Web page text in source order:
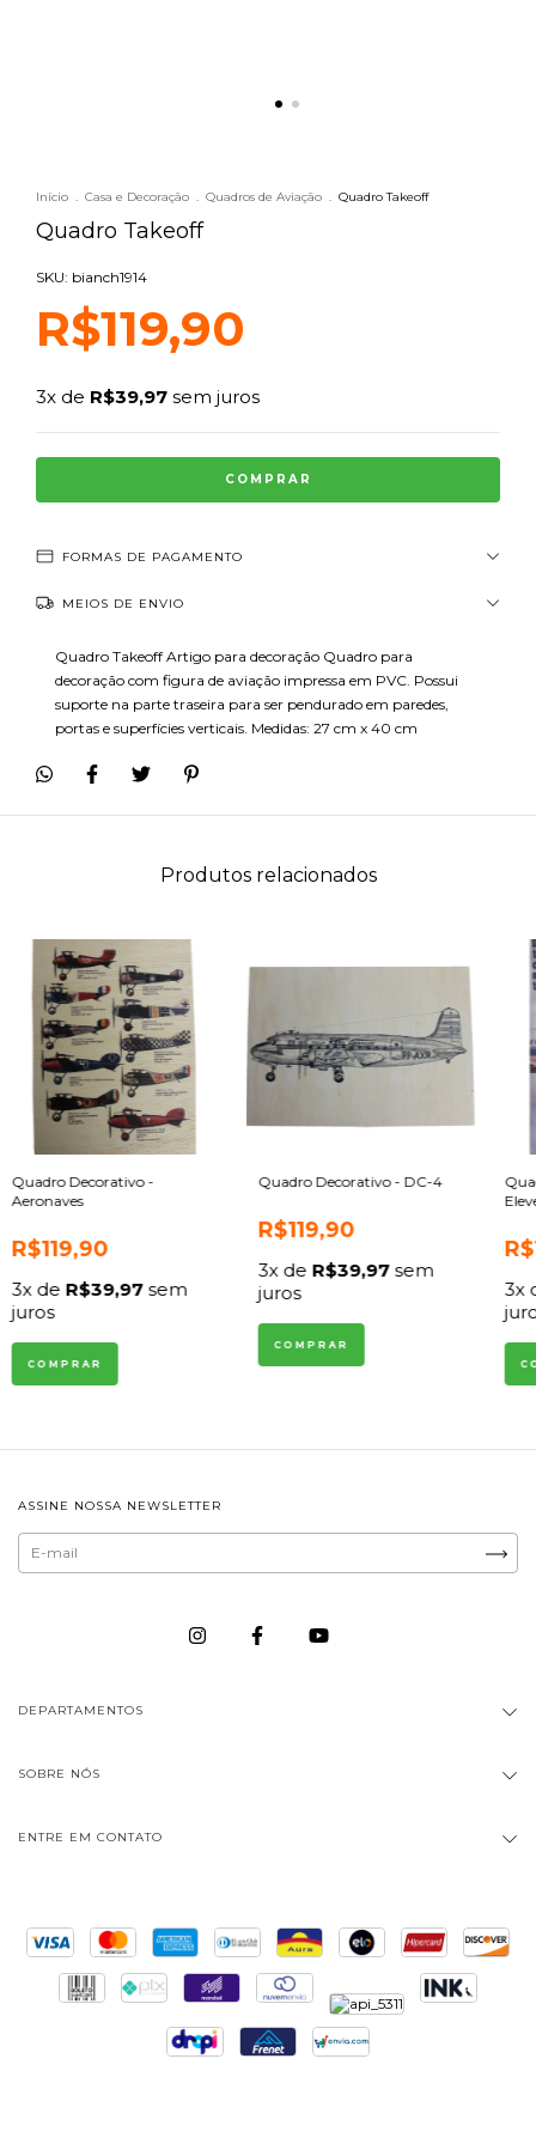
Início . Casa e Decoração . Quadros de Aviação . Quadro Takeoff
Quadro Takeoff
SKU: bianch1914
R$119,90
3x de R$39,97 sem juros
FORMAS DE PAGAMENTO
MEIOS DE ENVIO
Quadro Takeoff Artigo para decoração Quadro para
decoração com figura de aviação impressa em PVC. Possui
suporte na parte traseira para ser pendurado em paredes,
portas e superfícies verticais. Medidas: 27 cm x 40 cm
Produtos relacionados
Quadro Decorativo -
Aeronaves
R$119,90
3x de R$39,97sem
juros
Quadro Decorativo - DC-4
R$119,90
3x de R$39,97sem
juros
3x
ASSINE NOSSA NEWSLETTER
DEPARTAMENTOS
SOBRE NÓS
ENTRE EM CONTATO